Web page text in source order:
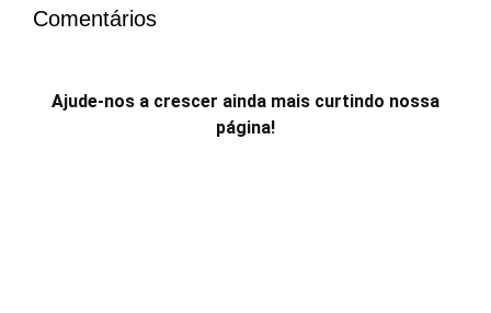
Comentários
Ajude-nos a crescer ainda mais curtindo nossa
página!